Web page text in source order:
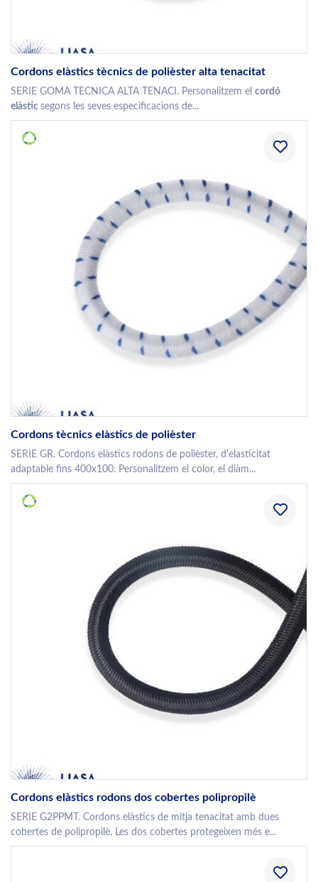
Cordons elàstics tècnics de polièster alta tenacitat
SERIE GOMA TECNICA ALTA TENACI. Personalitzem el cordó
elàstic segons les seves especificacions de...
Cordons tècnics elàstics de polièster
SERIE GR. Cordons elàstics rodons de polièster, d'elasticitat
adaptable fins 400x100. Personalitzem el color, el diàm...
Cordons elàstics rodons dos cobertes polipropilè
SERIE G2PPMT. Cordons elàstics de mitja tenacitat amb dues
cobertes de polipropilè. Les dos cobertes protegeixen més e...